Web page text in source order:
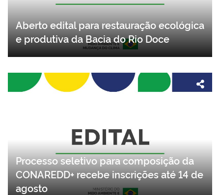
Aberto edital para restauração ecológica
e produtiva da Bacia do Rio Doce
Processo seletivo para composição da
CONAREDD+ recebe inscrições até 14 de
agosto